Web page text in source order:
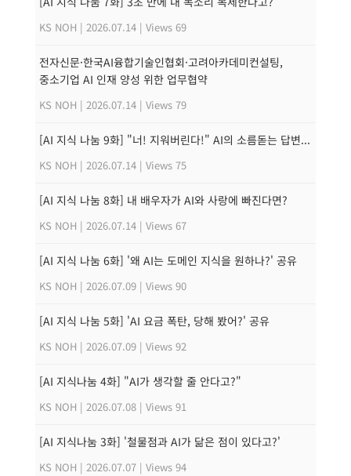
KS NOH | 2026.07.14 | Views 69
전자신문·한국AI융합기술인협회·고려아카데미컨설팅,
중소기업 AI 인재 양성 위한 업무협약
KS NOH | 2026.07.14 | Views 79
[AI 지식 나눔 9화] "너! 지워버린다!" AI의 소름돋는 답변...
KS NOH | 2026.07.14 | Views 75
[AI 지식 나눔 8화] 내 배우자가 AI와 사랑에 빠진다면?
KS NOH | 2026.07.14 | Views 67
[AI 지식 나눔 6화] '왜 AI는 도메인 지식을 원하나?' 공유
KS NOH | 2026.07.09 | Views 90
[AI 지식 나눔 5화] 'AI 요금 폭탄, 당해 봤어?' 공유
KS NOH | 2026.07.09 | Views 92
[AI 지식나눔 4화] "AI가 생각할 줄 안다고?"
KS NOH | 2026.07.08 | Views 91
[AI 지식나눔 3화] '철물점과 AI가 닮은 점이 있다고?'
KS NOH | 2026.07.07 | Views 94